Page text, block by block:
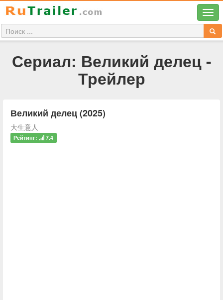
Сериал: Великий делец -
Трейлер
Великий делец (2025)
大生意人
Рейтинг: 7.4